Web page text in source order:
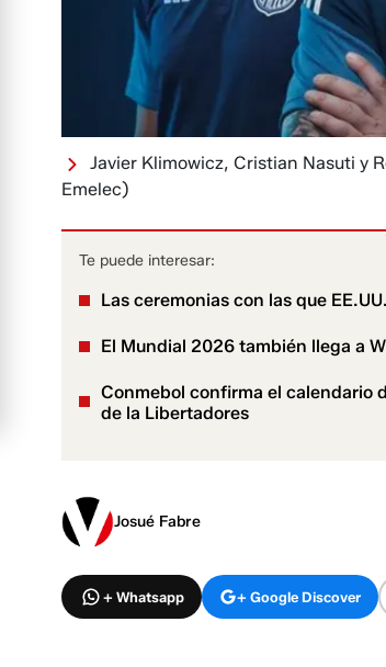
Javier Klimowicz, Cristian Nasuti y
Emelec)
Te puede interesar:
Las ceremonias con las que
El Mundial 2026 también llega a
Conmebol confirma el calendario
de la Libertadores
Josué Fabre
+ Whatsapp + Google Discover